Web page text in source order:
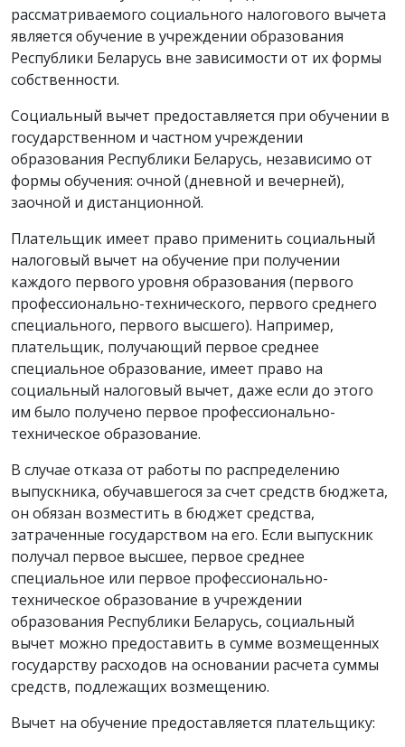
рассматриваемого социального налогового вычета
является обучение в учреждении образования
Республики Беларусь вне зависимости от их формы
собственности.
Социальный вычет предоставляется при обучении в
государственном и частном учреждении
образования Республики Беларусь, независимо от
формы обучения: очной (дневной и вечерней),
заочной и дистанционной.
Плательщик имеет право применить социальный
налоговый вычет на обучение при получении
каждого первого уровня образования (первого
профессионально-технического, первого среднего
специального, первого высшего). Например,
плательщик, получающий первое среднее
специальное образование, имеет право на
социальный налоговый вычет, даже если до этого
им было получено первое профессионально-
техническое образование.
В случае отказа от работы по распределению
выпускника, обучавшегося за счет средств бюджета,
он обязан возместить в бюджет средства,
затраченные государством на его. Если выпускник
получал первое высшее, первое среднее
специальное или первое профессионально-
техническое образование в учреждении
образования Республики Беларусь, социальный
вычет можно предоставить в сумме возмещенных
государству расходов на основании расчета суммы
средств, подлежащих возмещению.
Вычет на обучение предоставляется плательщику: